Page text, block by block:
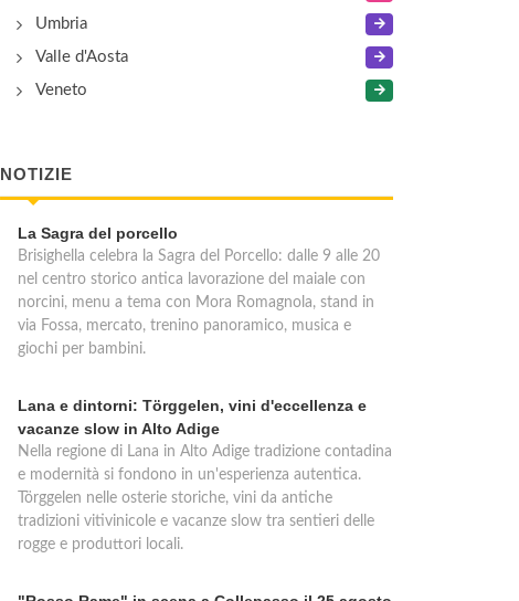
Umbria
Valle d'Aosta
Veneto
NOTIZIE
La Sagra del porcello
Brisighella celebra la Sagra del Porcello: dalle 9 alle 20
nel centro storico antica lavorazione del maiale con
norcini, menu a tema con Mora Romagnola, stand in
via Fossa, mercato, trenino panoramico, musica e
giochi per bambini.
Lana e dintorni: Törggelen, vini d'eccellenza e
vacanze slow in Alto Adige
Nella regione di Lana in Alto Adige tradizione contadina
e modernità si fondono in un'esperienza autentica.
Törggelen nelle osterie storiche, vini da antiche
tradizioni vitivinicole e vacanze slow tra sentieri delle
rogge e produttori locali.